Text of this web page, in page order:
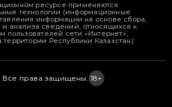
ресурсе применяются
технологии (информационные
информации на основе сбора,
и анализа сведений, относящихся к
пользователей сети «Интернет»,
Республики Казахстан)
Все права защищены. 18+